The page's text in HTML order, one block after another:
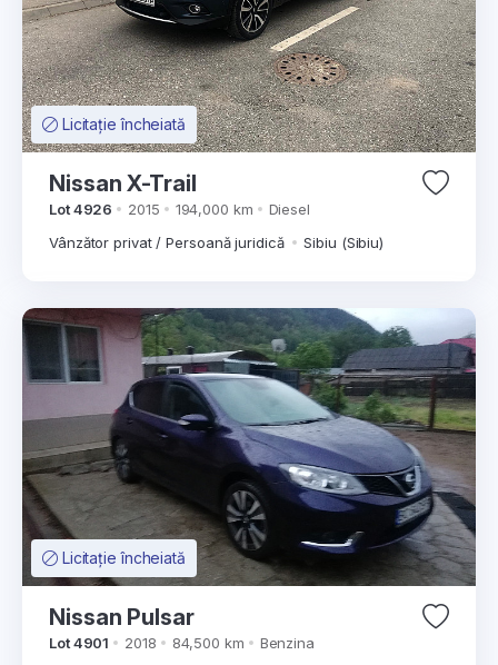
Licitație încheiată
Nissan X-Trail
Lot 4926 2015 194,000 km
Diesel
Vânzător privat / Persoană juridică
Sibiu (Sibiu)
Licitație încheiată
Nissan Pulsar
Lot 4901 2018 84,500 km
Benzina